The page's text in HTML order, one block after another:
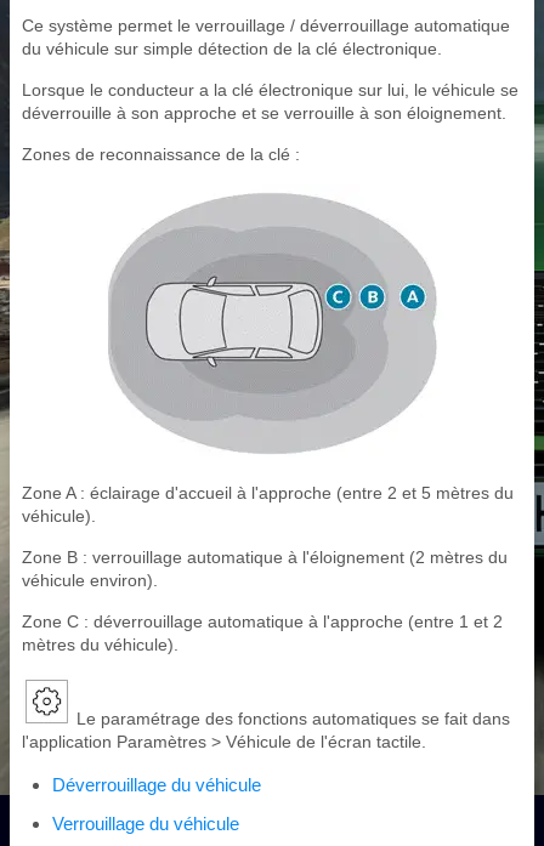
Ce système permet le verrouillage / déverrouillage automatique
du véhicule sur simple détection de la clé électronique.
Lorsque le conducteur a la clé électronique sur lui, le véhicule se
déverrouille à son approche et se verrouille à son éloignement.
Zones de reconnaissance de la clé :
Zone A : éclairage d'accueil à l'approche (entre 2 et 5 mètres du
véhicule).
Zone B : verrouillage automatique à l'éloignement (2 mètres du
véhicule environ).
Zone C : déverrouillage automatique à l'approche (entre 1 et 2
mètres du véhicule).
Le paramétrage des fonctions automatiques se fait dans
l'application Paramètres > Véhicule de l'écran tactile.
Déverrouillage du véhicule
Verrouillage du véhicule